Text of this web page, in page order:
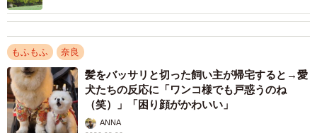
もふもふ 奈良
髪をバッサリと切った飼い主が帰宅すると→愛
犬たちの反応に「ワンコ様でも戸惑うのね
（笑）」「困り顔がかわいい」
ANNA